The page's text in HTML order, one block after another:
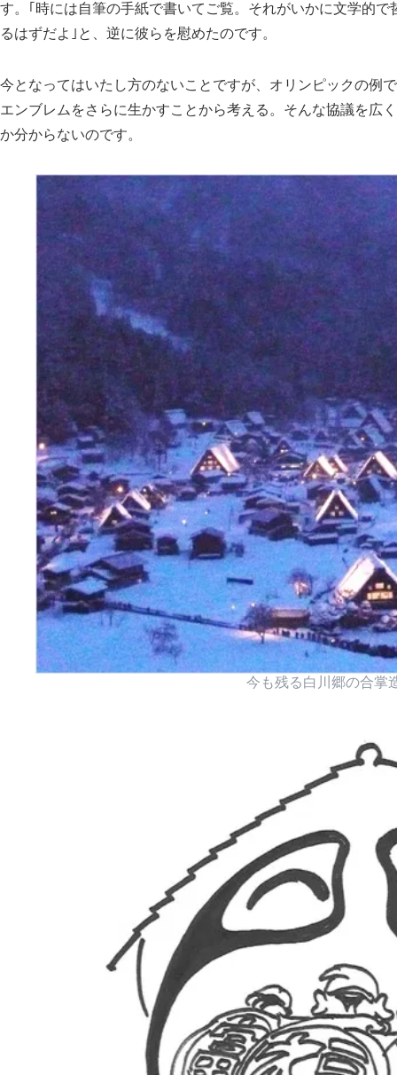
す。｢時には自筆の手紙で書いてご覧。それがいかに文学的
るはずだよ｣と、逆に彼らを慰めたのです。
今となってはいたし方のないことですが、オリンピックの例
エンブレムをさらに生かすことから考える。そんな協議を広
か分からないのです。
今も残る白川郷の合掌